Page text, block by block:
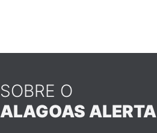
SOBRE O
ALAGOAS ALERTA